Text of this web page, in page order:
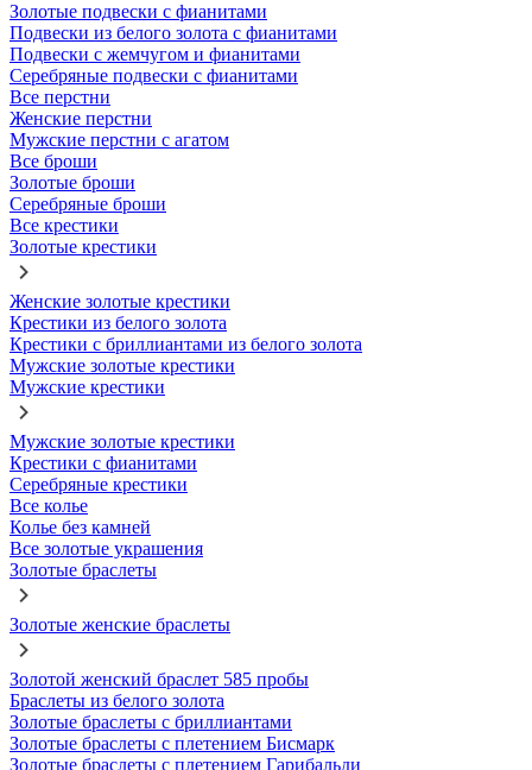
Золотые подвески с фианитами
Подвески из белого золота с фианитами
Подвески с жемчугом и фианитами
Серебряные подвески с фианитами
Все перстни
Женские перстни
Мужские перстни с агатом
Все броши
Золотые броши
Серебряные броши
Все крестики
Золотые крестики
Женские золотые крестики
Крестики из белого золота
Крестики с бриллиантами из белого золота
Мужские золотые крестики
Мужские крестики
Мужские золотые крестики
Крестики с фианитами
Серебряные крестики
Все колье
Колье без камней
Все золотые украшения
Золотые браслеты
Золотые женские браслеты
Золотой женский браслет 585 пробы
Браслеты из белого золота
Золотые браслеты с бриллиантами
Золотые браслеты с плетением Бисмарк
Золотые браслеты с плетением Гарибальди